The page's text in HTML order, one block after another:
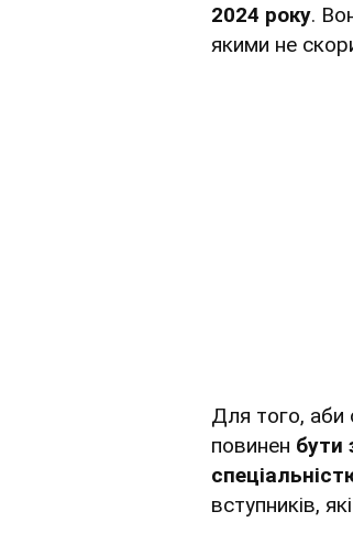
2024 року.
якими не
Для того, аби
повинен бути
вступників,